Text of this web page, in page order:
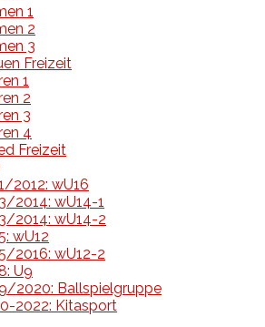
1
2
3
Freizeit
1
2
3
4
Freizeit
2012: wU16
2014: wU14-1
2014: wU14-2
wU12
2016: wU12-2
U9
2020: Ballspielgruppe
2022: Kitasport